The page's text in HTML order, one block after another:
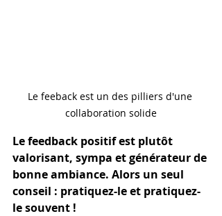
Le feeback est un des pilliers d'une
collaboration solide
Le feedback positif est plutôt
valorisant, sympa et générateur de
bonne ambiance. Alors un seul
conseil : pratiquez-le et pratiquez-
le souvent !